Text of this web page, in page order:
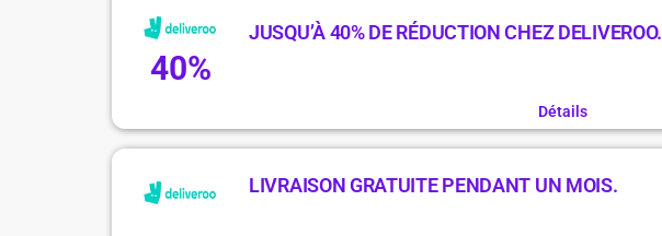
40%
JUSQU’À 40% DE RÉDUCTION CHEZ DELIVEROO.
Détails
LIVRAISON GRATUITE PENDANT UN MOIS.